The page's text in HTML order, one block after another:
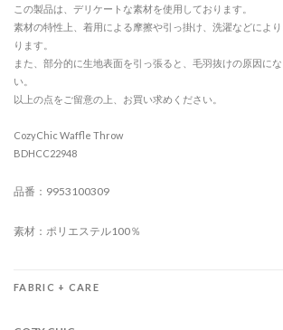
この製品は、デリケートな素材を使用しております。
素材の特性上、着用による摩擦や引っ掛け、洗濯などによ
ります。
また、部分的に生地表面を引っ張ると、毛羽抜けの原因に
い。
以上の点をご留意の上、お買い求めください。
CozyChic Waffle Throw
BDHCC22948
品番：9953100309
素材：ポリエステル100％
FABRIC + CARE